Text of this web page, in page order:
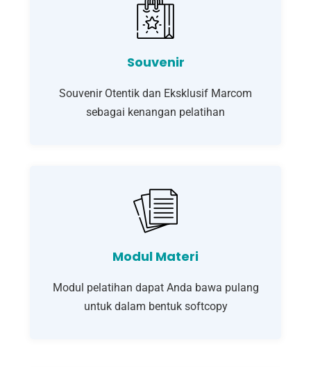
Souvenir
Souvenir Otentik dan Eksklusif Marcom
sebagai kenangan pelatihan
Modul Materi
Modul pelatihan dapat Anda bawa pulang
untuk dalam bentuk softcopy